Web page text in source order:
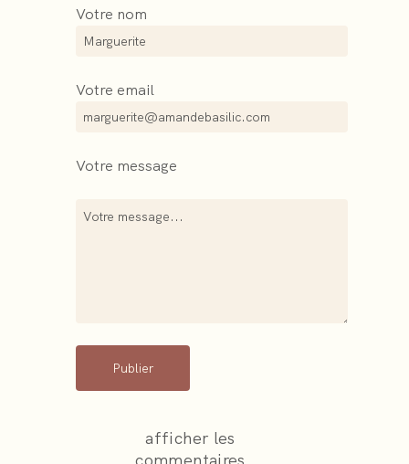
Votre nom
Votre email
Votre message
Publier
afficher les